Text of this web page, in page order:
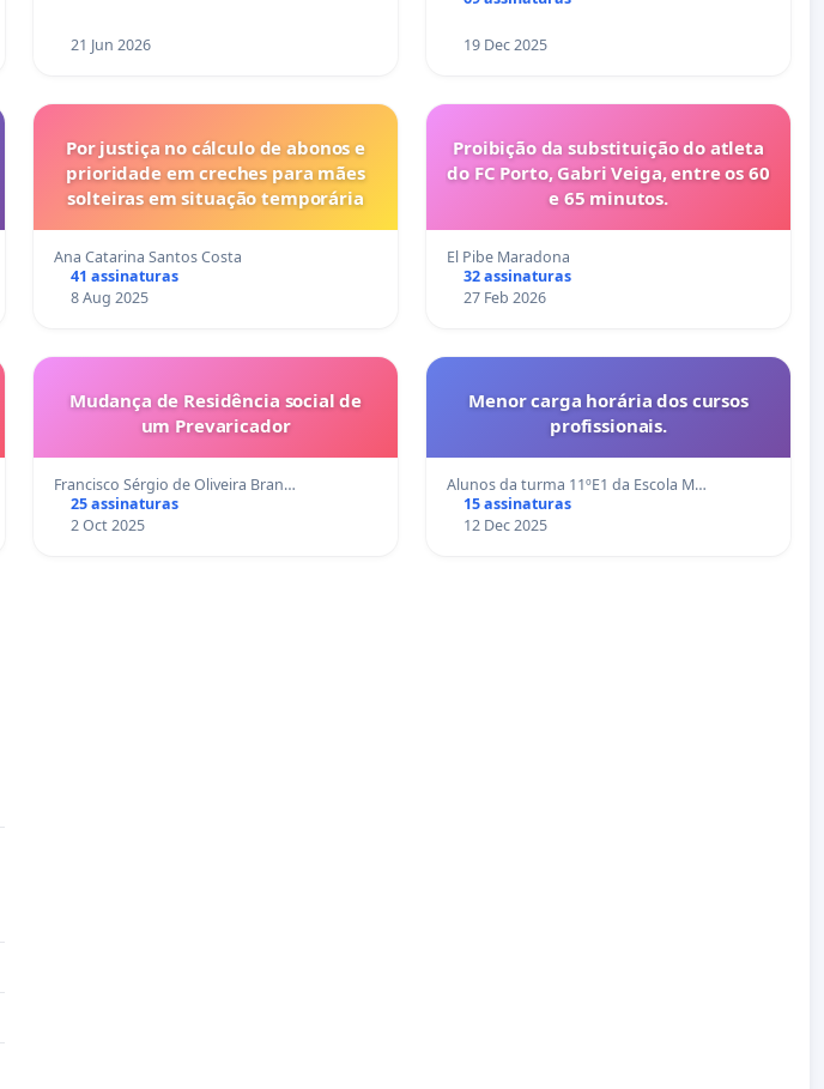
21 Jun 2026 19 Dec 2025
Por justiça no cálculo de abonos e
prioridade em creches para mães
solteiras em situação temporária
Ana Catarina Santos Costa
41 assinaturas
8 Aug 2025
Proibição da substituição do atleta
do FC Porto, Gabri Veiga, entre os 60
e 65 minutos.
El Pibe Maradona
32 assinaturas
27 Feb 2026
Mudança de Residência social de
um Prevaricador
Francisco Sérgio de Oliveira Bran…
25 assinaturas
2 Oct 2025
Menor carga horária dos cursos
profissionais.
Alunos da turma 11ºE1 da Escola M…
15 assinaturas
12 Dec 2025